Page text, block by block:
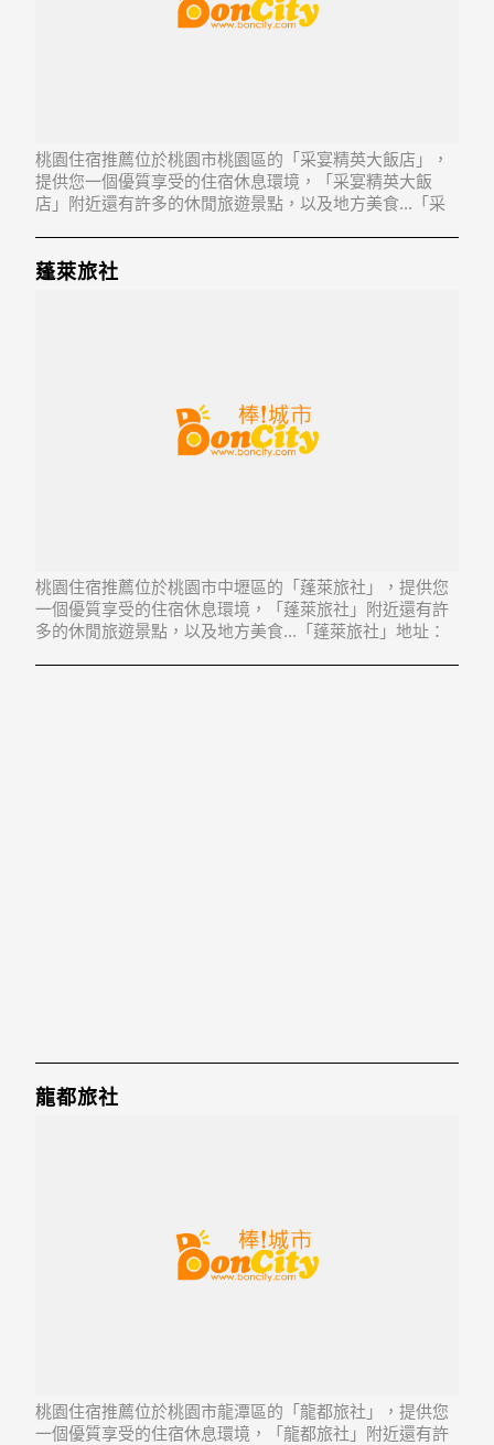
桃園住宿推薦位於桃園市桃園區的「采宴精英大飯店」，
提供您一個優質享受的住宿休息環境，「采宴精英大飯
店」附近還有許多的休閒旅遊景點，以及地方美食...「采
蓬萊旅社
桃園住宿推薦位於桃園市中壢區的「蓬萊旅社」，提供您
一個優質享受的住宿休息環境，「蓬萊旅社」附近還有許
多的休閒旅遊景點，以及地方美食...「蓬萊旅社」地址：
龍都旅社
桃園住宿推薦位於桃園市龍潭區的「龍都旅社」，提供您
一個優質享受的住宿休息環境，「龍都旅社」附近還有許